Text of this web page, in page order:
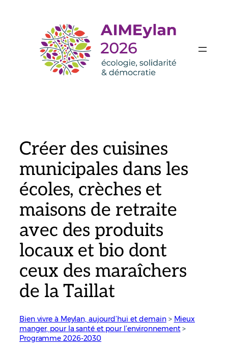
Créer des cuisines
municipales dans les
écoles, crèches et
maisons de retraite
avec des produits
locaux et bio dont
ceux des maraîchers
de la Taillat
Bien vivre à Meylan, aujourd’hui et demain > Mieux
manger, pour la santé et pour l’environnement
Programme 2026-2030